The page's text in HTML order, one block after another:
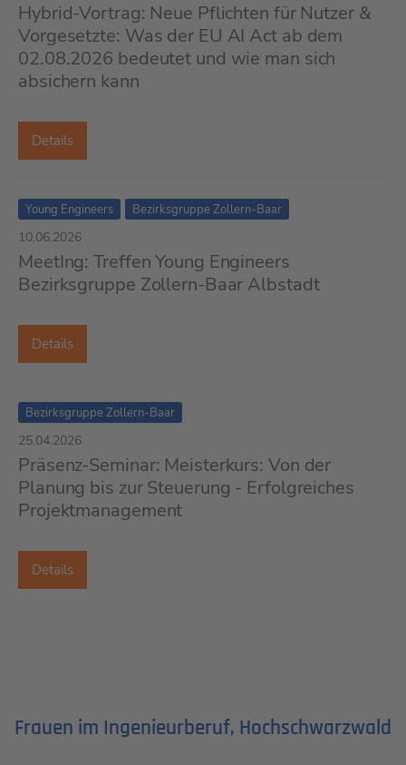
Hybrid-Vortrag: Neue Pflichten für Nutzer &
Vorgesetzte: Was der EU AI Act ab dem
02.08.2026 bedeutet und wie man sich
absichern kann
Details
Young Engineers Bezirksgruppe Zollern-Baar
10.06.2026
MeetIng: Treffen Young Engineers
Bezirksgruppe Zollern-Baar Albstadt
Details
Bezirksgruppe Zollern-Baar
25.04.2026
Präsenz-Seminar: Meisterkurs: Von der
Planung bis zur Steuerung - Erfolgreiches
Projektmanagement
Details
Frauen im Ingenieurberuf, Hochschwarzwald